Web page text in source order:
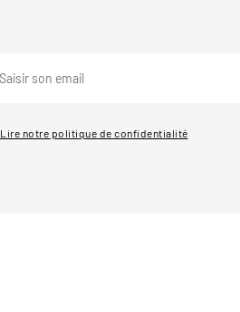
Lire notre politique de confidentialité